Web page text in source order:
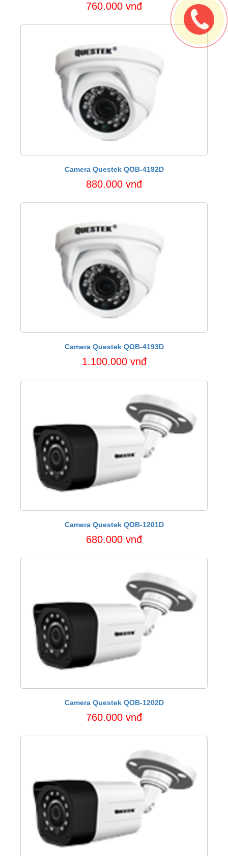
760.000 vnđ
Camera Questek QOB-4192D
880.000 vnđ
Camera Questek QOB-4193D
1.100.000 vnđ
Camera Questek QOB-1201D
680.000 vnđ
Camera Questek QOB-1202D
760.000 vnđ